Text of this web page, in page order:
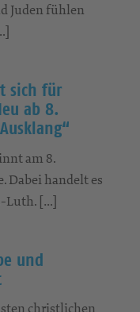
Juden fühlen
sich für
ab 8.
am 8.
Dabei handelt es
Luth. […]
und
christlichen